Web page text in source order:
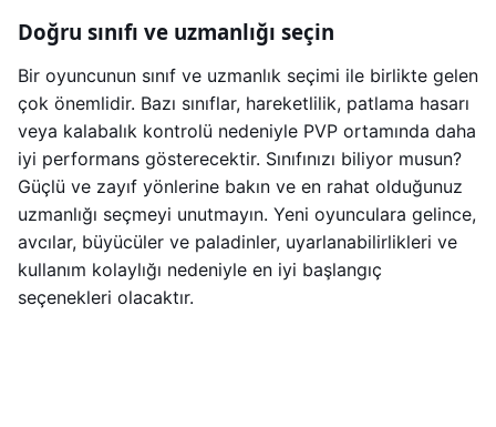
Doğru sınıfı ve uzmanlığı seçin
Bir oyuncunun sınıf ve uzmanlık seçimi ile birlikte gelen
çok önemlidir. Bazı sınıflar, hareketlilik, patlama hasarı
veya kalabalık kontrolü nedeniyle PVP ortamında daha
iyi performans gösterecektir. Sınıfınızı biliyor musun?
Güçlü ve zayıf yönlerine bakın ve en rahat olduğunuz
uzmanlığı seçmeyi unutmayın. Yeni oyunculara gelince,
avcılar, büyücüler ve paladinler, uyarlanabilirlikleri ve
kullanım kolaylığı nedeniyle en iyi başlangıç ​​
seçenekleri olacaktır.